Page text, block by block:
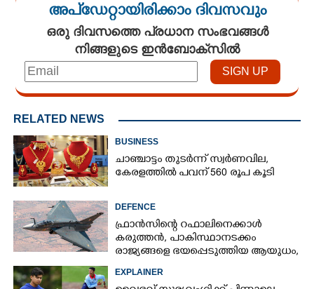
അപ്ഡേറ്റായിരിക്കാം ദിവസവും
ഒരു ദിവസത്തെ പ്രധാന സംഭവങ്ങൾ
നിങ്ങളുടെ ഇൻബോക്സിൽ
RELATED NEWS
BUSINESS
ചാഞ്ചാട്ടം തുടർന്ന് സ്വർണവില,
കേരളത്തിൽ പവന് 560 രൂപ കൂടി
DEFENCE
ഫ്രാൻസിന്റെ റഫാലിനെക്കാൾ
കരുത്തൻ,​ പാകിസ്ഥാനടക്കം
രാജ്യങ്ങളെ ഭയപ്പെടുത്തിയ ആയുധം,​
EXPLAINER